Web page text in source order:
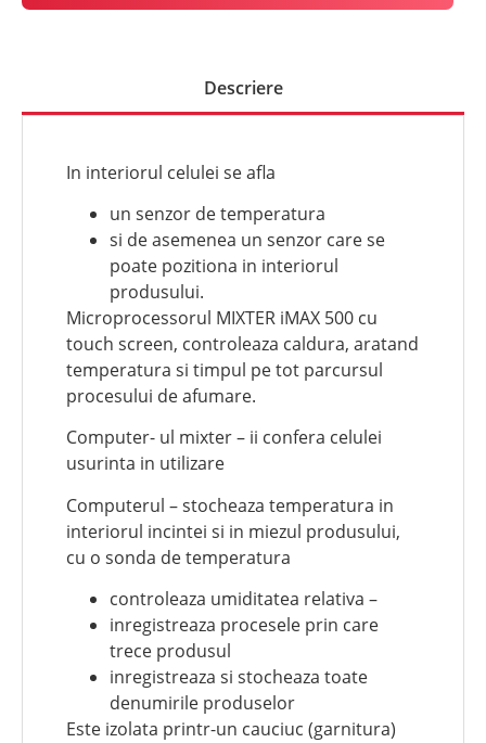
Descriere
In interiorul celulei se afla
un senzor de temperatura
si de asemenea un senzor care se
poate pozitiona in interiorul
produsului.
Microprocessorul MIXTER iMAX 500 cu
touch screen, controleaza caldura, aratand
temperatura si timpul pe tot parcursul
procesului de afumare.
Computer- ul mixter – ii confera celulei
usurinta in utilizare
Computerul – stocheaza temperatura in
interiorul incintei si in miezul produsului,
cu o sonda de temperatura
controleaza umiditatea relativa –
inregistreaza procesele prin care
trece produsul
inregistreaza si stocheaza toate
denumirile produselor
Este izolata printr-un cauciuc (garnitura)